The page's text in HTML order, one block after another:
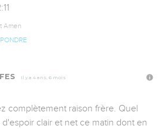
Amen
Il y a 4 ans, 6 mois
complètement raison frère. Quel
d'espoir clair et net ce matin dont en